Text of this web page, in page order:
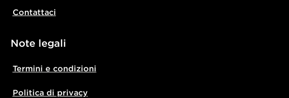
Contattaci
Note legali
Termini e condizioni
Politica di privacy